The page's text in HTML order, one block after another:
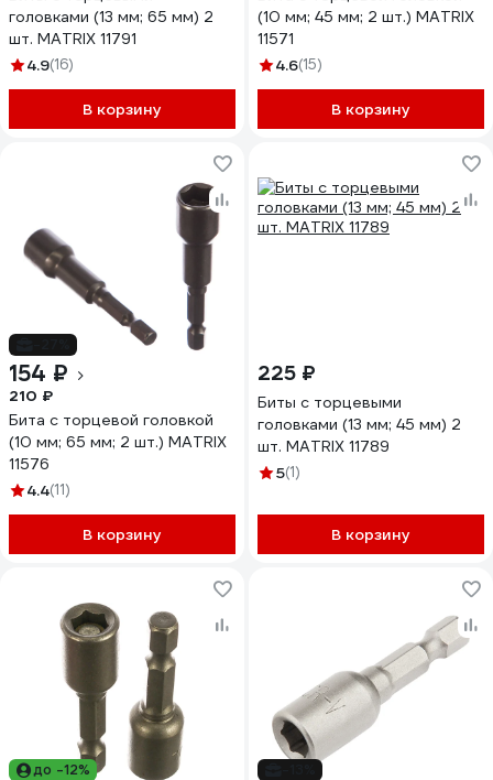
головками (13 мм; 65 мм) 2
шт. MATRIX 11791
4.9(16)
В корзину
(10 мм; 45 мм; 2 шт.) MATRIX
11571
4.6(15)
В корзину
154 ₽
210 ₽
Бита с торцевой головкой
(10 мм; 65 мм; 2 шт.) MATRIX
11576
4.4(11)
В корзину
225 ₽
Биты с торцевыми
головками (13 мм; 45 мм) 2
шт. MATRIX 11789
5(1)
В корзину
до -12%